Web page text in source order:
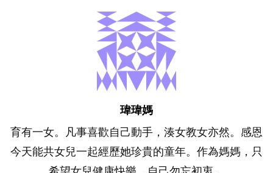
瑋瑋媽
育有一女。凡事喜歡自己動手，湊女教女亦然。感恩
今天能共女兒一起經歷她珍貴的童年。作為媽媽，只